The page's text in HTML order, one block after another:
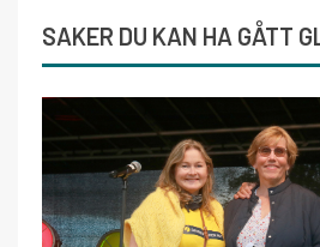
SAKER DU KAN HA GÅTT